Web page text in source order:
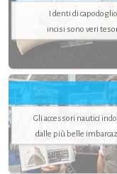
I denti di capodoglio
incisi sono veri
Gli accessori nautici
dalle più belle